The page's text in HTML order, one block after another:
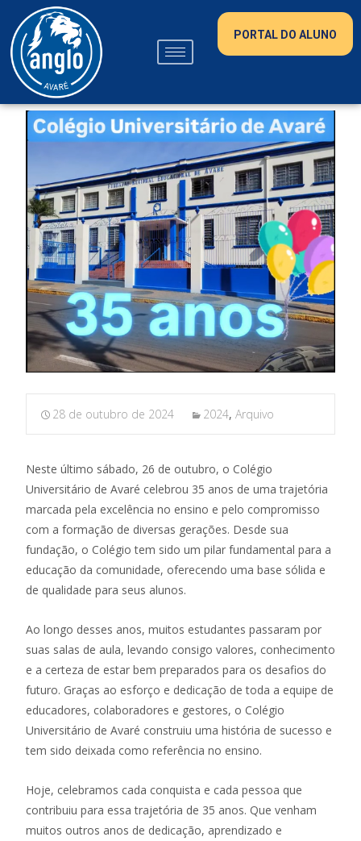
PORTAL DO ALUNO
28 de outubro de 2024 2024, Arquivo
Neste último sábado, 26 de outubro, o Colégio
Universitário de Avaré celebrou 35 anos de uma trajetória
marcada pela excelência no ensino e pelo compromisso
com a formação de diversas gerações. Desde sua
fundação, o Colégio tem sido um pilar fundamental para a
educação da comunidade, oferecendo uma base sólida e
de qualidade para seus alunos.
Ao longo desses anos, muitos estudantes passaram por
suas salas de aula, levando consigo valores, conhecimento
e a certeza de estar bem preparados para os desafios do
futuro. Graças ao esforço e dedicação de toda a equipe de
educadores, colaboradores e gestores, o Colégio
Universitário de Avaré construiu uma história de sucesso e
tem sido deixada como referência no ensino.
Hoje, celebramos cada conquista e cada pessoa que
contribuiu para essa trajetória de 35 anos. Que venham
muitos outros anos de dedicação, aprendizado e